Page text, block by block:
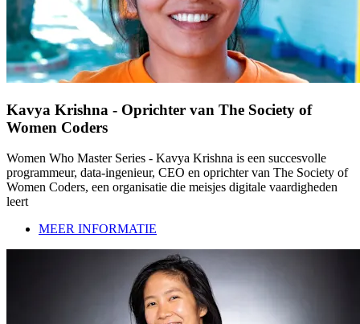
Kavya Krishna - Oprichter van The Society of
Women Coders
Women Who Master Series - Kavya Krishna is een succesvolle
programmeur, data-ingenieur, CEO en oprichter van The Society of
Women Coders, een organisatie die meisjes digitale vaardigheden
leert
MEER INFORMATIE